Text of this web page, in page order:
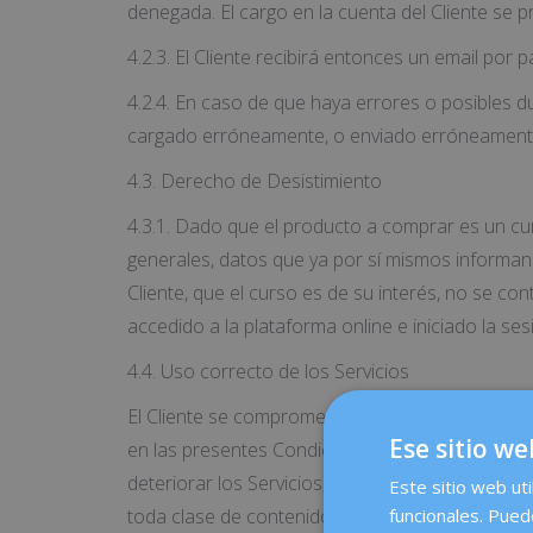
denegada. El cargo en la cuenta del Cliente se
4.2.3. El Cliente recibirá entonces un email por
4.2.4. En caso de que haya errores o posibles
cargado erróneamente, o enviado
4.3. Derecho de Desistimiento
4.3.1. Dado que el producto a comprar es un
generales, datos que ya por sí mismos
Cliente, que el curso es de su interés, no se
accedido a la plataforma online e iniciado la
4.4. Uso correcto de los Servicios
El Cliente se compromete a utilizar los
en las presentes Condiciones Generales,
deteriorar los Servicios, los equipos
toda clase de contenidos almacenados en sus
Ese sitio
Este sitio web
funcionales.